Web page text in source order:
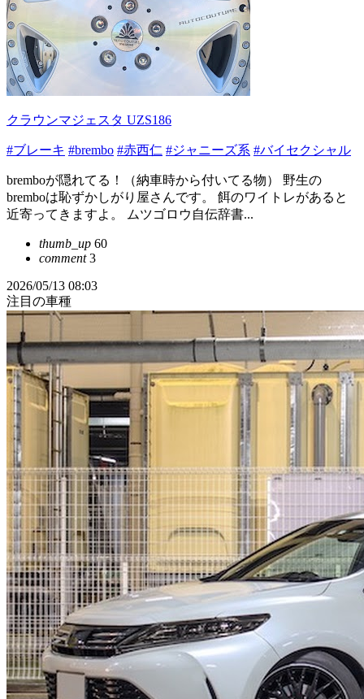
クラウンマジェスタ UZS186
#ブレーキ #brembo #赤西仁 #ジャニーズ系 #バイセクシャル
bremboが隠れてる！（納車時から付いてる物） 野生の
bremboは恥ずかしがり屋さんです。 餌のワイトレがあると
近寄ってきますよ。 ムツゴロウ自伝辞書...
thumb_up 60
comment3
2026/05/13 08:03
注目の車種